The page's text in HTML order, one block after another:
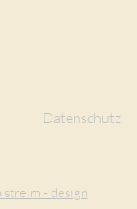
Datenschutz
streim - design